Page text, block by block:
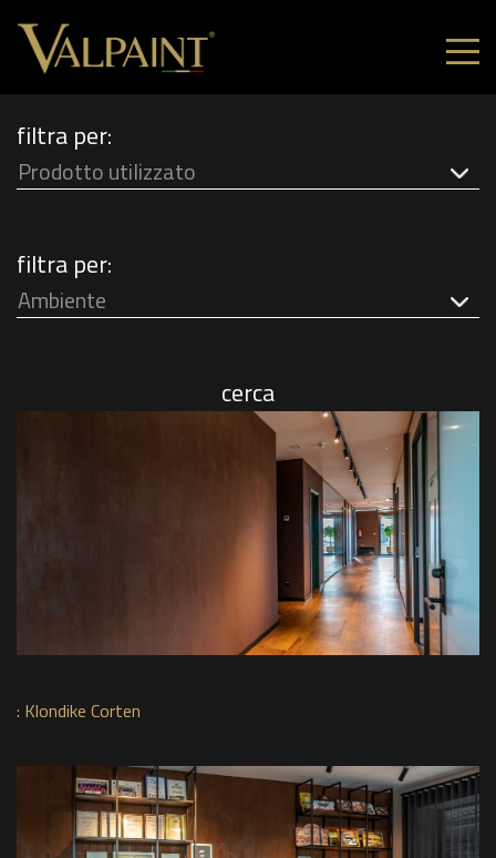
filtra per:
Prodotto utilizzato
filtra per:
Ambiente
cerca
: Klondike Corten